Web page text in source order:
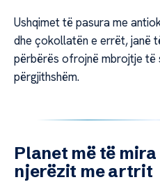
Ushqimet të pasura me
dhe çokollatën e errët, janë
përbërës ofrojnë mbrojtje të
përgjithshëm.
Planet më të
njerëzit me artrit